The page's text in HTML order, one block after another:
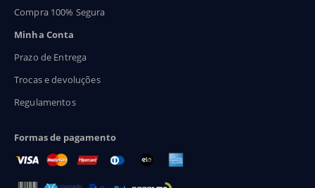
Compra 100% Segura
Minha Conta
Prazo de Entrega
Trocas e devoluções
Regulamentos
Formas de pagamento